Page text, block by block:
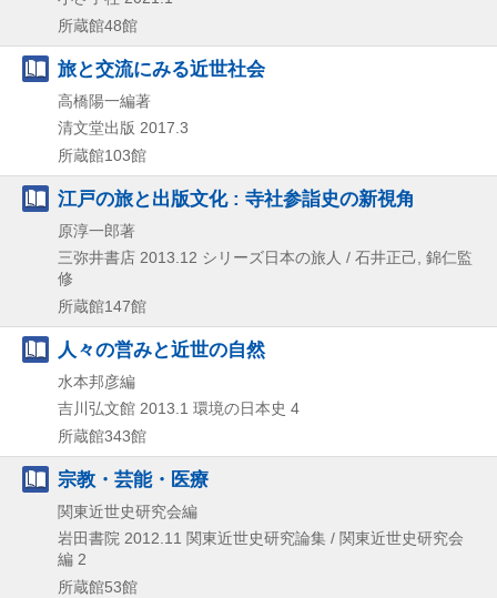
所蔵館48館
旅と交流にみる近世社会
高橋陽一編著
清文堂出版 2017.3
所蔵館103館
江戸の旅と出版文化 : 寺社参詣史の新視角
原淳一郎著
三弥井書店 2013.12 シリーズ日本の旅人 / 石井正己, 錦仁監
修
所蔵館147館
人々の営みと近世の自然
水本邦彦編
吉川弘文館 2013.1 環境の日本史 4
所蔵館343館
宗教・芸能・医療
関東近世史研究会編
岩田書院 2012.11 関東近世史研究論集 / 関東近世史研究会
編 2
所蔵館53館